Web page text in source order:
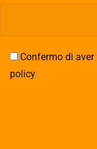
Confermo di
policy